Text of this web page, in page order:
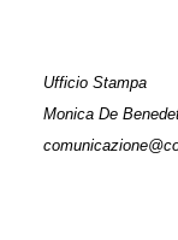
Ufficio Stampa
Monica De